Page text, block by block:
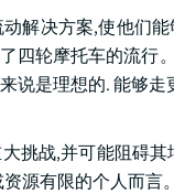
解决方案,使他们
轮摩托车的流行
说是理想的. 能够
挑战,并可能阻碍
源有限的个人而言。